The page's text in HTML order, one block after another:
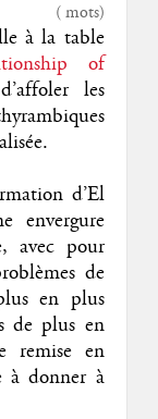
(mots)
à la table
of
les
d’El
envergure
avec pour
de
en plus
de plus en
remise en
à donner à